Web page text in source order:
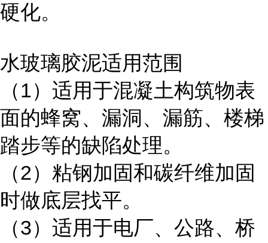
硬化。
水玻璃胶泥适用范围
（1）适用于混凝土构筑物表
面的蜂窝、漏洞、漏筋、楼梯
踏步等的缺陷处理。
（2）粘钢加固和碳纤维加固
时做底层找平。
（3）适用于电厂、公路、桥